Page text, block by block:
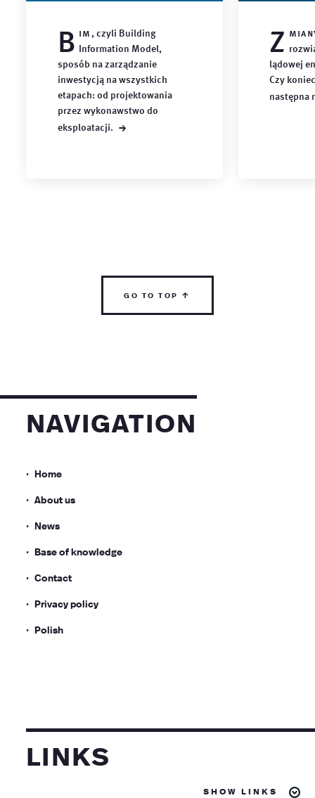
B im , czyli Building
Information Model,
sposób na zarządzanie
inwestycją na wszystkich
etapach: od projektowania
przez wykonawstwo do
eksploatacji. →
Z
lądowej
Czy
następna
go to top ↑
navigation
Home
About us
News
Base of knowledge
Contact
Privacy policy
Polish
links
show links